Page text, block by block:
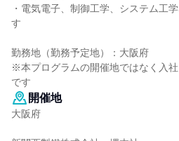
・電気電子、制御工学、システム工
す
勤務地（勤務予定地）：大阪府
※本プログラムの開催地ではなく入
です
開催地
大阪府